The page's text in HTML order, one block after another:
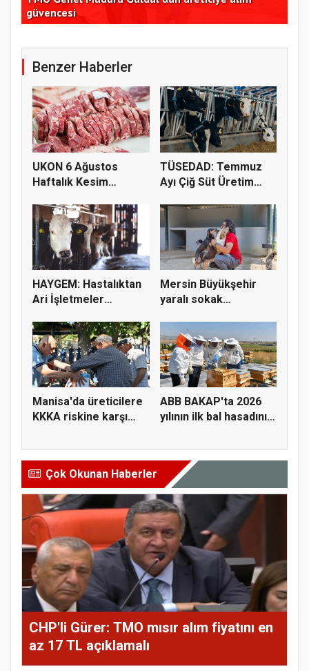
güvencesi
Benzer Haberler
UKON 6 Ağustos
Haftalık Kesim
TÜSEDAD: Temmuz
Ayı Çiğ Süt Üretim
HAYGEM: Hastalıktan
Ari İşletmeler
Mersin Büyükşehir
yaralı sokak
Manisa'da üreticilere
KKKA riskine karşı
ABB BAKAP'ta 2026
yılının ilk bal hasadını
Çok Okunan Haberler
CHP'li Gürer: TMO mısır alım fiyatını en
az 17 TL açıklamalı